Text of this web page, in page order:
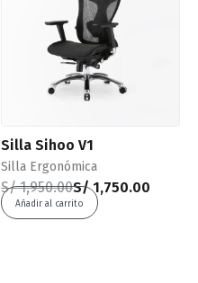
Silla Sihoo V1
Silla Ergonómica
S/1,950.00S/1,750.00
Añadir al carrito